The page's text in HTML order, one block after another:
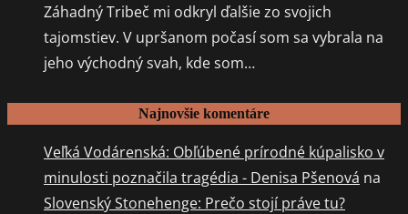
Záhadný Tribeč mi odkryl ďalšie zo svojich
tajomstiev. V upršanom počasí som sa vybrala na
jeho východný svah, kde som…
Najnovšie komentáre
Veľká Vodárenská: Obľúbené prírodné kúpalisko v
minulosti poznačila tragédia - Denisa Pšenová na
Slovenský Stonehenge: Prečo stojí práve tu?